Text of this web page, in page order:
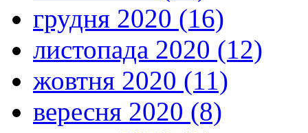
грудня 2020 (16)
листопада 2020 (12)
жовтня 2020 (11)
вересня 2020 (8)